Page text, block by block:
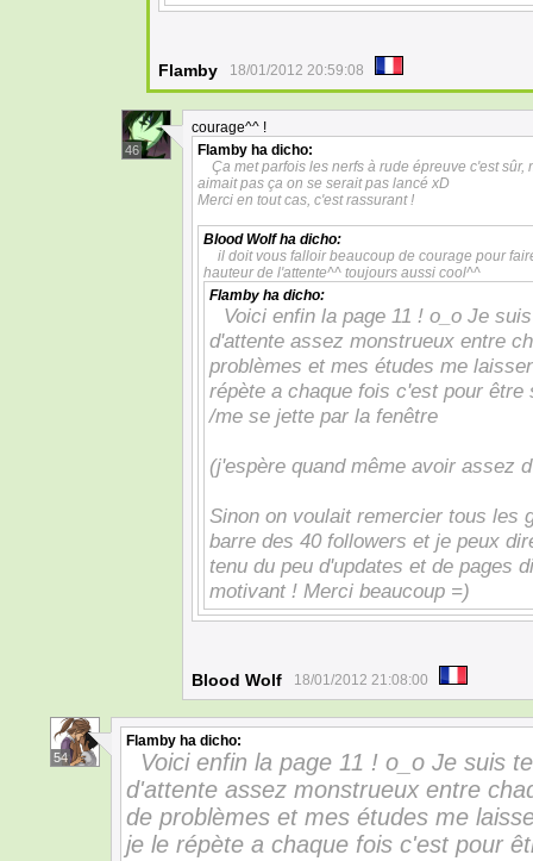
Flamby 18/01/2012 20:59:08
46
courage^^ !
Flamby ha dicho:
Ça met parfois les nerfs à rude épreuve c'est
aimait pas ça on se serait pas lancé xD
Merci en tout cas, c'est rassurant !
Blood Wolfha dicho:
il doit vous falloir beaucoup de courage pour
hauteur de l'attente^^ toujours aussi cool^^
Flamby ha dicho:
Voici enfin la page 11 ! o_o Je
d'attente assez monstrueux entre
problèmes et mes études me
répète a chaque fois c'est pour être
/me se jette par la fenêtre
(j'espère quand même avoir assez
Sinon on voulait remercier tous les
barre des 40 followers et je peux
tenu du peu d'updates et de pages
motivant ! Merci beaucoup =)
Blood Wolf 18/01/2012 21:08:00
54
Flamby ha dicho:
Voici enfin la page 11 ! o_o Je suis
d'attente assez monstrueux entre
de problèmes et mes études me
je le répète a chaque fois c'est pour